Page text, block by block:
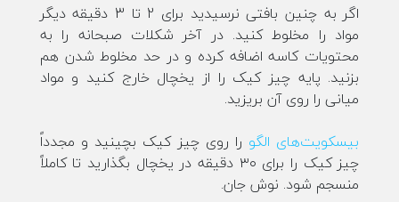
اگر به چنین بافتی نرسیدید برای 2 تا 3 دقیقه دیگر
مواد را مخلوط کنید. در آخر شکلات صبحانه را به
محتویات کاسه اضافه کرده و در حد مخلوط شدن هم
بزنید. پایه چیز کیک را از یخچال خارج کنید و مواد
میانی را روی آن بریزید.
بیسکویت‌های الگو را روی چیز کیک بچینید و مجدداً
چیز کیک را برای ۳۰ دقیقه در یخچال بگذارید تا کاملاً
منسجم شود. نوش جان.